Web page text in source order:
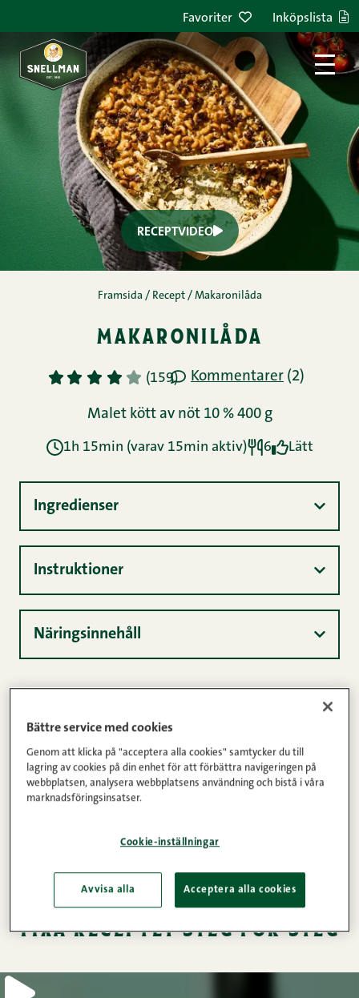
Favoriter Inköpslista
Bättre service med cookies
Genom att klicka på "acceptera alla cookies" samtycker du till
lagring av cookies på din enhet för att förbättra navigeringen på
webbplatsen, analysera webbplatsens användning och bistå i våra
marknadsföringsinsatser.
Cookie-inställningar
Avvisa alla Acceptera alla cookies